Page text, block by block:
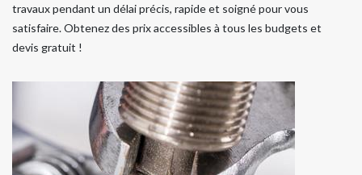
travaux pendant un délai précis, rapide et soigné pour vous
satisfaire. Obtenez des prix accessibles à tous les budgets et
devis gratuit !